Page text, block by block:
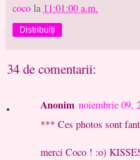
coco la 11:01:00 a.m.
Distribuiți
34 de comentarii:
Anonim noiembrie 09,
*** Ces photos sont
merci Coco ! :o)